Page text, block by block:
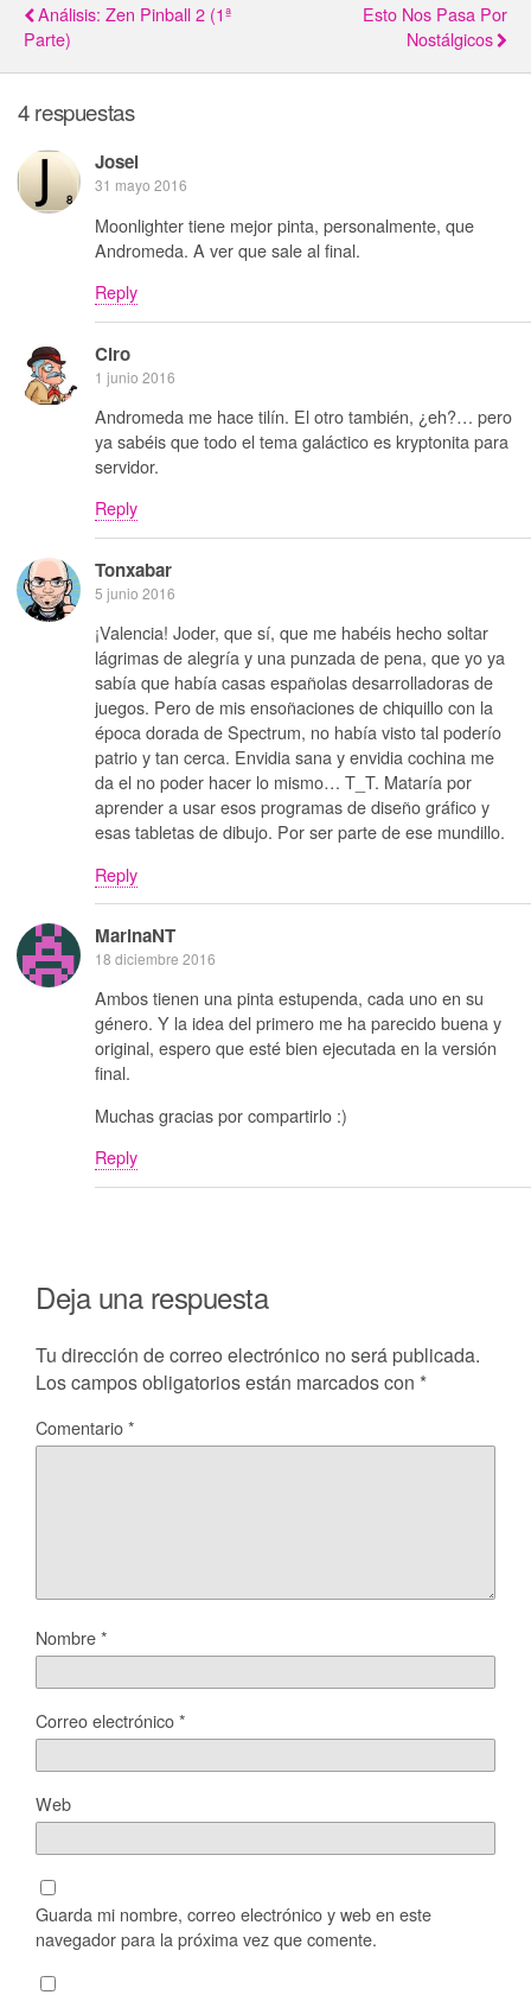
Análisis: Zen Pinball 2 (1ª
Parte)
Esto Nos Pasa Por
Nostálgicos
4 respuestas
Josei
31 mayo 2016
Moonlighter tiene mejor pinta, personalmente, que
Andromeda. A ver que sale al final.
Reply
Ciro
1 junio 2016
Andromeda me hace tilín. El otro también, ¿eh?… pero
ya sabéis que todo el tema galáctico es kryptonita para
servidor.
Reply
Tonxabar
5 junio 2016
¡Valencia! Joder, que sí, que me habéis hecho soltar
lágrimas de alegría y una punzada de pena, que yo ya
sabía que había casas españolas desarrolladoras de
juegos. Pero de mis ensoñaciones de chiquillo con la
época dorada de Spectrum, no había visto tal poderío
patrio y tan cerca. Envidia sana y envidia cochina me
da el no poder hacer lo mismo… T_T. Mataría por
aprender a usar esos programas de diseño gráfico y
esas tabletas de dibujo. Por ser parte de ese mundillo.
Reply
MarinaNT
18 diciembre 2016
Ambos tienen una pinta estupenda, cada uno en su
género. Y la idea del primero me ha parecido buena y
original, espero que esté bien ejecutada en la versión
final.
Muchas gracias por compartirlo :)
Reply
Deja una respuesta
Tu dirección de correo electrónico no será publicada.
Los campos obligatorios están marcados con *
Comentario*
Nombre*
Correo electrónico*
Web
Guarda mi nombre, correo electrónico y web en este
navegador para la próxima vez que comente.